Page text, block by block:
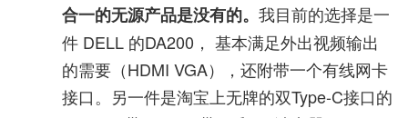
合一的无源产品是没有的。 我目前的选择是一
件 DELL 的DA200， 基本满足外出视频输出
的需要（HDMI VGA），还附带一个有线网卡
接口。另一件是淘宝上无牌的双Type-C接口的